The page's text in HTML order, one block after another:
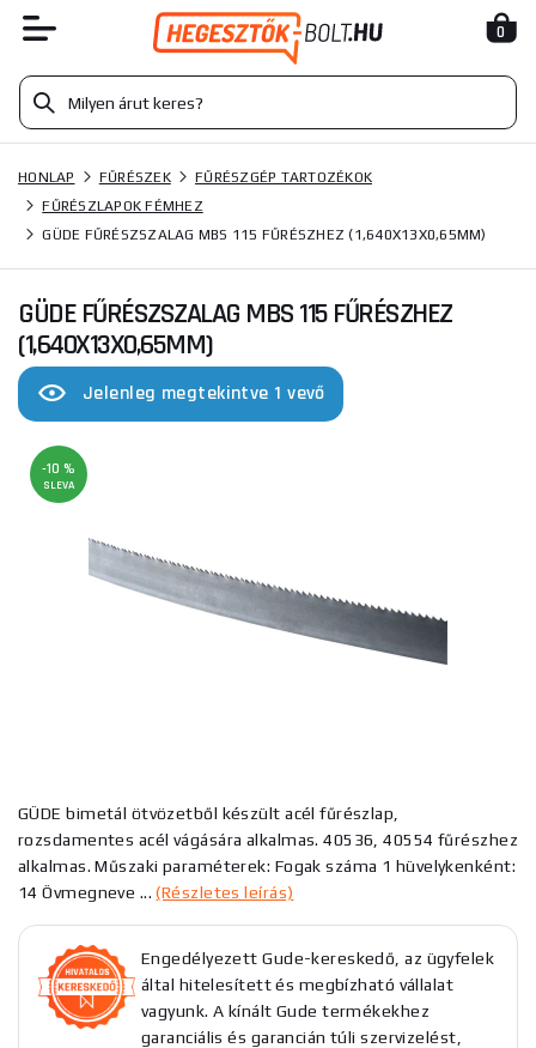
0
HONLAP FŰRÉSZEK
FŰRÉSZGÉP TARTOZÉKOK
FŰRÉSZLAPOK FÉMHEZ
GÜDE FŰRÉSZSZALAG MBS 115 FŰRÉSZHEZ (1,640X13X0,65MM)
GÜDE FŰRÉSZSZALAG MBS 115 FŰRÉSZHEZ
(1,640X13X0,65MM)
Jelenleg megtekintve 1 vevő
-10 %
SLEVA
GÜDE bimetál ötvözetből készült acél fűrészlap,
rozsdamentes acél vágására alkalmas. 40536, 40554 fűrészhez
alkalmas. Műszaki paraméterek: Fogak száma 1 hüvelykenként:
14 Övmegneve ...(Részletes leírás)
Engedélyezett Gude-kereskedő, az ügyfelek
által hitelesített és megbízható vállalat
vagyunk. A kínált Gude termékekhez
garanciális és garancián túli szervizelést,